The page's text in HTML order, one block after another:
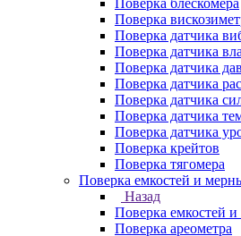
Поверка блескомера
Поверка
Поверка датчика
Поверка датчика
Поверка датчика
Поверка датчика
Поверка датчика
Поверка датчика
Поверка датчика
Поверка крейтов
Поверка тягомера
Поверка емкостей и
Назад
Поверка емкостей
Поверка ареометра